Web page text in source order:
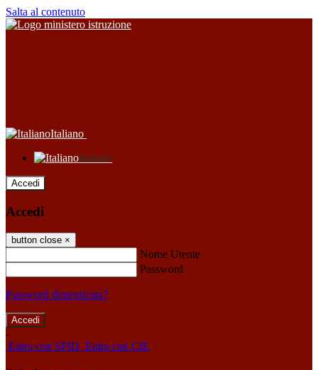
Salta al contenuto
Italiano
Italiano
Accedi
Accedi
button close ×
Nome Utente
Password
Password dimenticata?
-
Entra con SPID Entra con CIE